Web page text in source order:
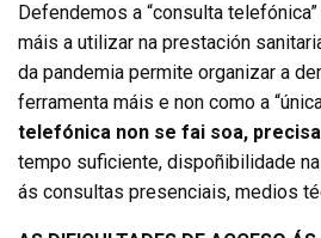
Defendemos a “consulta
máis a utilizar na prestación
da pandemia permite organizar a
ferramenta máis e non como a
telefónica non se fai soa,
tempo suficiente, dispoñibilidade
ás consultas presenciais, medios